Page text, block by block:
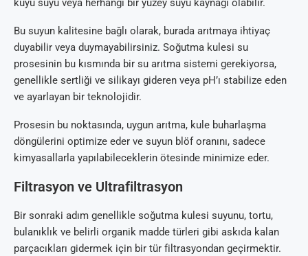
kuyu suyu veya herhangi bir yüzey suyu kaynağı olabilir.
Bu suyun kalitesine bağlı olarak, burada arıtmaya ihtiyaç
duyabilir veya duymayabilirsiniz. Soğutma kulesi su
prosesinin bu kısmında bir su arıtma sistemi gerekiyorsa,
genellikle sertliği ve silikayı gideren veya pH’ı stabilize eden
ve ayarlayan bir teknolojidir.
Prosesin bu noktasında, uygun arıtma, kule buharlaşma
döngülerini optimize eder ve suyun blöf oranını, sadece
kimyasallarla yapılabileceklerin ötesinde minimize eder.
Filtrasyon ve Ultrafiltrasyon
Bir sonraki adım genellikle soğutma kulesi suyunu, tortu,
bulanıklık ve belirli organik madde türleri gibi askıda kalan
parçacıkları gidermek için bir tür filtrasyondan geçirmektir.